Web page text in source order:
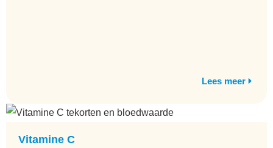
Lees meer
Vitamine C